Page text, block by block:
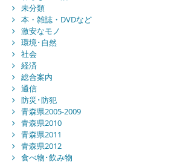
未分類
本・雑誌・DVDなど
激安なモノ
環境･自然
社会
経済
総合案内
通信
防災･防犯
青森県2005-2009
青森県2010
青森県2011
青森県2012
食べ物･飲み物